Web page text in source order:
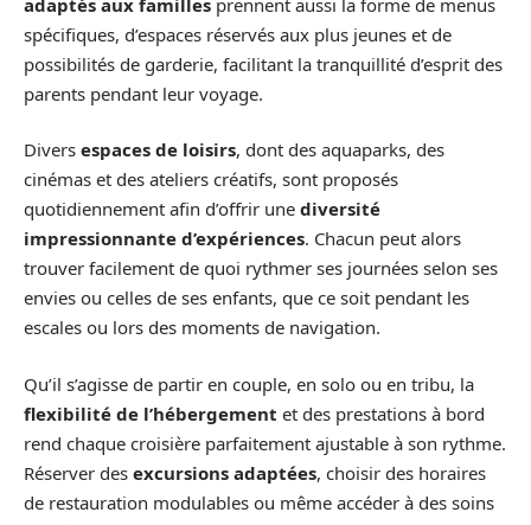
spécifiques, d’espaces réservés aux plus jeunes et de
possibilités de garderie, facilitant la tranquillité d’esprit des
parents pendant leur voyage.
Divers espaces de loisirs, dont des aquaparks, des
cinémas et des ateliers créatifs, sont proposés
quotidiennement afin d’offrir une diversité
impressionnante d’expériences. Chacun peut alors
trouver facilement de quoi rythmer ses journées selon ses
envies ou celles de ses enfants, que ce soit pendant les
escales ou lors des moments de navigation.
Qu’il s’agisse de partir en couple, en solo ou en tribu, la
flexibilité de l’hébergement et des prestations à bord
rend chaque croisière parfaitement ajustable à son rythme.
Réserver des excursions adaptées, choisir des horaires
de restauration modulables ou même accéder à des soins